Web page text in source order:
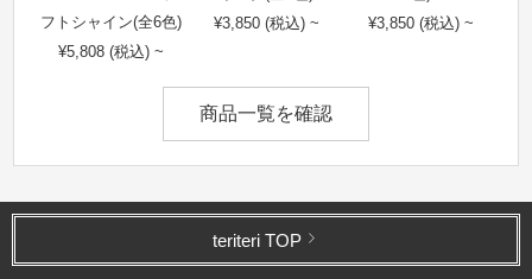
フトシャイン(全6色)
¥5,808 (税込) ~
¥3,850 (税込) ~
¥3,850 (税込) ~
商品一覧を確認
teriteri TOP